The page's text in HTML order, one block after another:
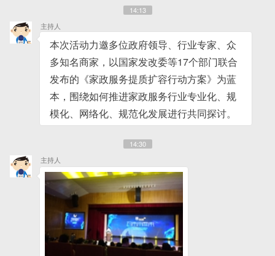
14:13
主持人
本次活动力邀多位政府领导、行业专家、众
多知名商家，以国家发改委等17个部门联合
发布的《家政服务提质扩容行动方案》为蓝
本，围绕如何推进家政服务行业专业化、规
模化、网络化、规范化发展进行共同探讨。
14:30
主持人